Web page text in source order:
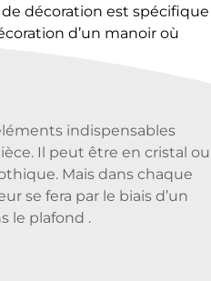
décoration est spécifique
d’un manoir où
indispensables
Il peut être en cristal ou
Mais dans chaque
se fera par le biais d’un
le plafond .